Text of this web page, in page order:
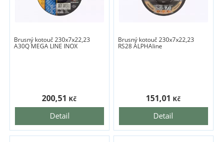
Brusný kotouč 230x7x22,23
A30Q MEGA LINE INOX
Detail
200,51 Kč
Brusný kotouč 230x7x22,23
RS28 ALPHAline
Detail
151,01 Kč